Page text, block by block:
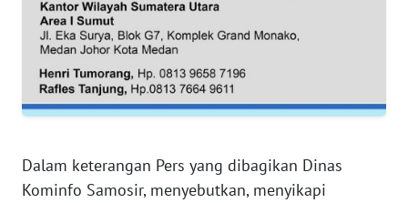
Dalam keterangan Pers yang dibagikan Dinas
Kominfo Samosir, menyebutkan, menyikapi
WN
NTT
WN
KEPRI
PAPUA